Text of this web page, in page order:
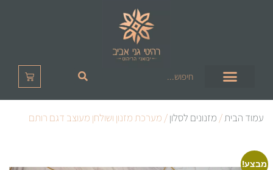
עמוד הבית/ מזנונים לסלון/ מערכת מזנון ושולחן מעוצב דגם רותם
מבצע!